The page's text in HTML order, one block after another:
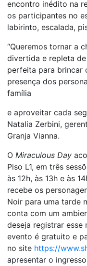
encontro inédito na
os participantes no
labirinto, escalada,
“Queremos tornar a
divertida e repleta
perfeita para brincar
presença dos
família
e aproveitar cada
Natalia Zerbini,
Granja Vianna.
O Miraculous Day
Piso L1, em três
às 12h, às 13h e às
recebe os
Noir para uma tarde
conta com um
deseja registrar
evento é gratuito e
no site https://
apresentar o